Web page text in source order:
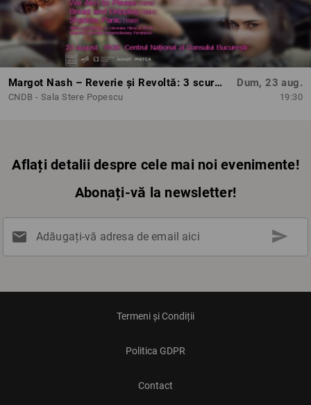
Margot Nash – Reverie și Revoltă: 3 scurtmetraje feminist-avangardiste
CNDB - Sala Stere Popescu
Dum, 23 aug.
19:30
Aflați detalii despre cele mai noi evenimente!
Abonați-vă la newsletter!
mail Adăugați-vă adresa de email aici send
Termeni și Condiții
Politica GDPR
Contact